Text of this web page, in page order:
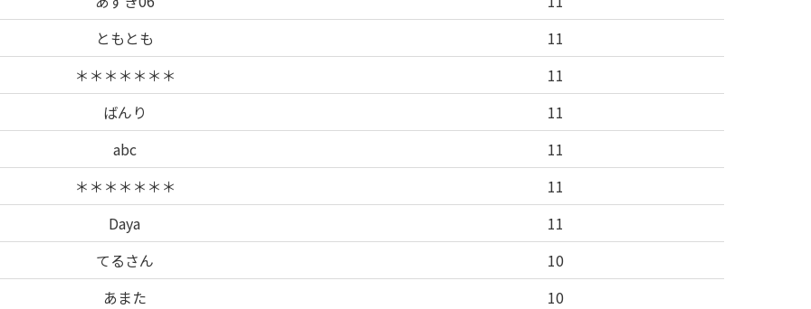
ともとも
11
＊＊＊＊＊＊＊
11
ばんり
11
abc
11
＊＊＊＊＊＊＊
11
Daya
11
てるさん
10
あまた
10